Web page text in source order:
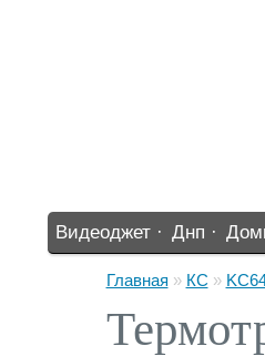
Видеоджет · Днп ·
Главная » КС »